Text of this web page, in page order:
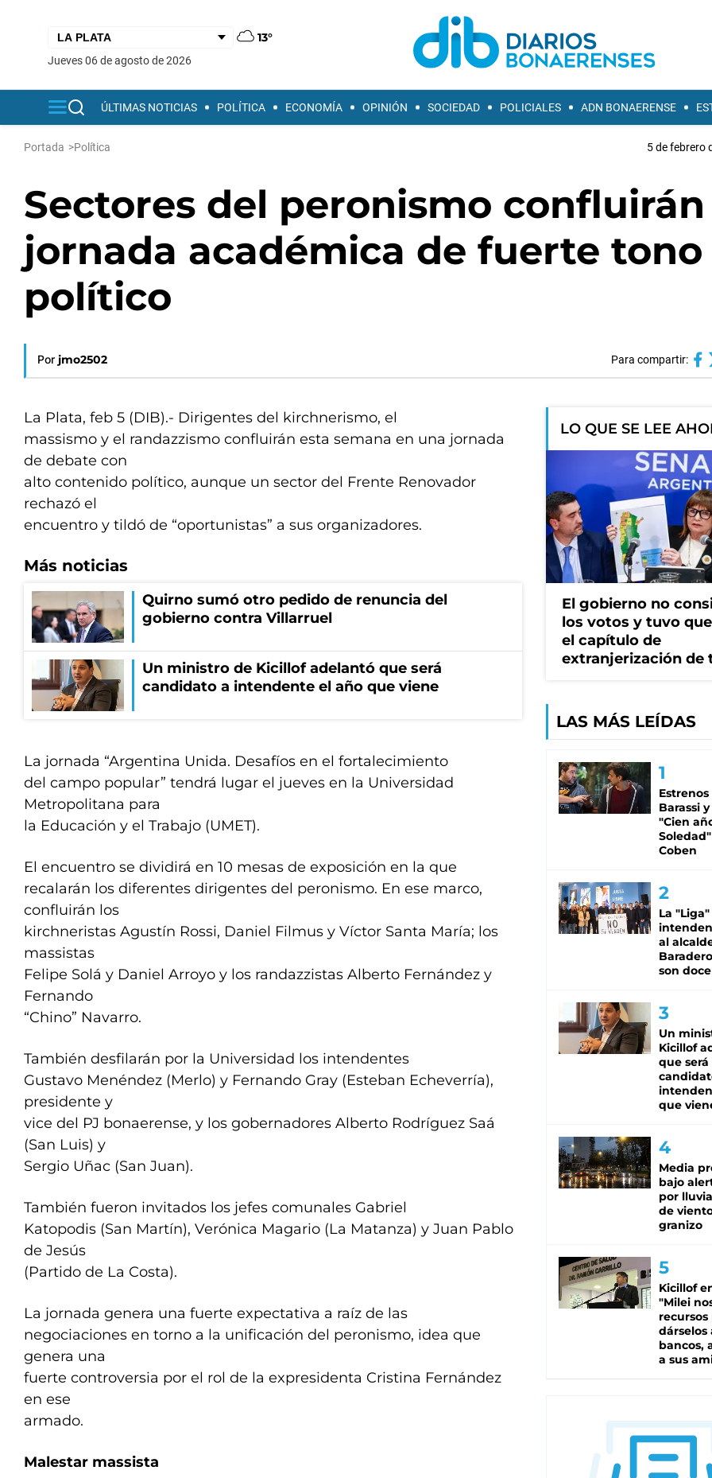
13°
jueves 06 de agosto de 2026
ÚLTIMAS NOTICIAS POLÍTICA ECONOMÍA OPINIÓN SOCIEDAD POLICIALES ADN BONAERENSE
Portada >Política 5 de febrero
Sectores del peronismo confluirán
jornada académica de fuerte tono
político
Por jmo2502 Para compartir:
La Plata, feb 5 (DIB).- Dirigentes del kirchnerismo, el
massismo y el randazzismo confluirán esta semana en una jornada
de debate con
alto contenido político, aunque un sector del Frente Renovador
rechazó el
encuentro y tildó de “oportunistas” a sus organizadores.
Más noticias
Quirno sumó otro pedido de renuncia del
gobierno contra Villarruel
Un ministro de Kicillof adelantó que será
candidato a intendente el año que viene
La jornada “Argentina Unida. Desafíos en el fortalecimiento
del campo popular” tendrá lugar el jueves en la Universidad
Metropolitana para
la Educación y el Trabajo (UMET).
El encuentro se dividirá en 10 mesas de exposición en la que
recalarán los diferentes dirigentes del peronismo. En ese marco,
confluirán los
kirchneristas Agustín Rossi, Daniel Filmus y Víctor Santa María; los
massistas
Felipe Solá y Daniel Arroyo y los randazzistas Alberto Fernández y
Fernando
“Chino” Navarro.
También desfilarán por la Universidad los intendentes
Gustavo Menéndez (Merlo) y Fernando Gray (Esteban Echeverría),
presidente y
vice del PJ bonaerense, y los gobernadores Alberto Rodríguez Saá
(San Luis) y
Sergio Uñac (San Juan).
También fueron invitados los jefes comunales Gabriel
Katopodis (San Martín), Verónica Magario (La Matanza) y Juan Pablo
de Jesús
(Partido de La Costa).
La jornada genera una fuerte expectativa a raíz de las
negociaciones en torno a la unificación del peronismo, idea que
genera una
fuerte controversia por el rol de la expresidenta Cristina Fernández
en ese
armado.
Malestar massista
LO QUE SE LEE
El gobierno no
los votos y tuvo
el capítulo de
extranjerización de
LAS MÁS LEÍDAS
Estrenos
Barassi
"Cien
Coben
La
al
son doce
Un
Kicillof
que será
que
Media
bajo
por
de
granizo
Kicillof
"Milei
recursos
dárselos
bancos,
a sus